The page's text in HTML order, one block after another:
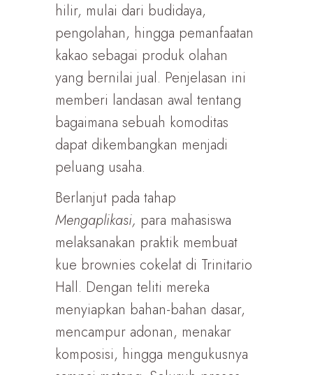
hilir, mulai dari budidaya,
pengolahan, hingga pemanfaatan
kakao sebagai produk olahan
yang bernilai jual. Penjelasan ini
memberi landasan awal tentang
bagaimana sebuah komoditas
dapat dikembangkan menjadi
peluang usaha.
Berlanjut pada tahap
Mengaplikasi, para mahasiswa
melaksanakan praktik membuat
kue brownies cokelat di Trinitario
Hall. Dengan teliti mereka
menyiapkan bahan-bahan dasar,
mencampur adonan, menakar
komposisi, hingga mengukusnya